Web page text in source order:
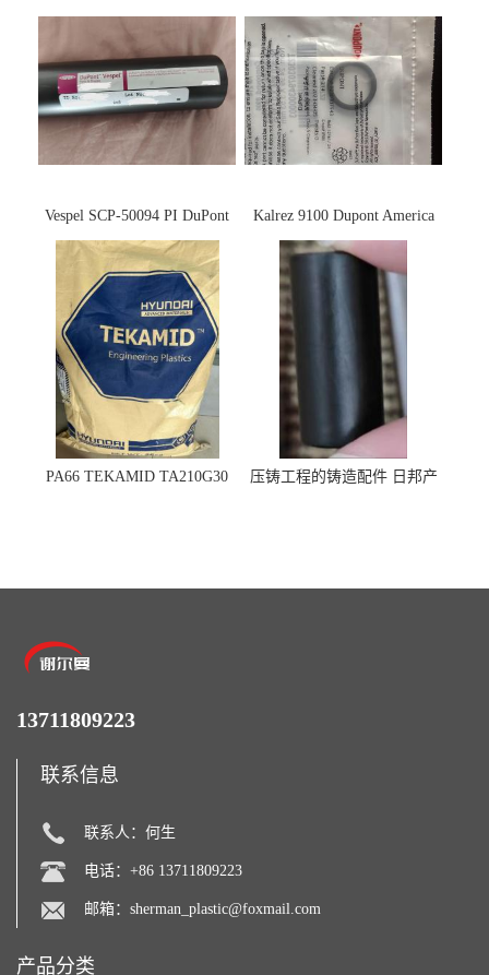
Vespel SCP-50094 PI DuPont
杜邦
Kalrez 9100 Dupont America
杜邦 密封圈 半导体 面板
PA66 TEKAMID TA210G30
压铸工程的铸造配件 日邦产
13711809223
联系信息
联系人：何生
电话：+86 13711809223
邮箱： sherman_plastic@foxmail.com
产品分类